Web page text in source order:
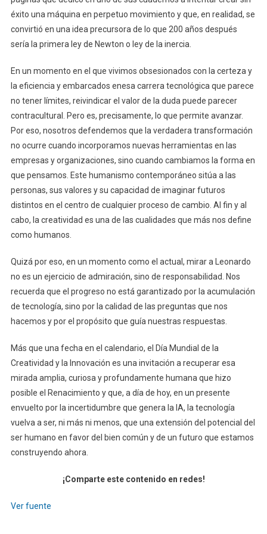
éxito una máquina en perpetuo movimiento y que, en realidad, se
convirtió en una idea precursora de lo que 200 años después
sería la primera ley de Newton o ley de la inercia.
En un momento en el que vivimos obsesionados con la certeza y
la eficiencia y embarcados enesa carrera tecnológica que parece
no tener límites, reivindicar el valor de la duda puede parecer
contracultural. Pero es, precisamente, lo que permite avanzar.
Por eso, nosotros defendemos que la verdadera transformación
no ocurre cuando incorporamos nuevas herramientas en las
empresas y organizaciones, sino cuando cambiamos la forma en
que pensamos. Este humanismo contemporáneo sitúa a las
personas, sus valores y su capacidad de imaginar futuros
distintos en el centro de cualquier proceso de cambio. Al fin y al
cabo, la creatividad es una de las cualidades que más nos define
como humanos.
Quizá por eso, en un momento como el actual, mirar a Leonardo
no es un ejercicio de admiración, sino de responsabilidad. Nos
recuerda que el progreso no está garantizado por la acumulación
de tecnología, sino por la calidad de las preguntas que nos
hacemos y por el propósito que guía nuestras respuestas.
Más que una fecha en el calendario, el Día Mundial de la
Creatividad y la Innovación es una invitación a recuperar esa
mirada amplia, curiosa y profundamente humana que hizo
posible el Renacimiento y que, a día de hoy, en un presente
envuelto por la incertidumbre que genera la IA, la tecnología
vuelva a ser, ni más ni menos, que una extensión del potencial del
ser humano en favor del bien común y de un futuro que estamos
construyendo ahora.
¡Comparte este contenido en redes!
Ver fuente